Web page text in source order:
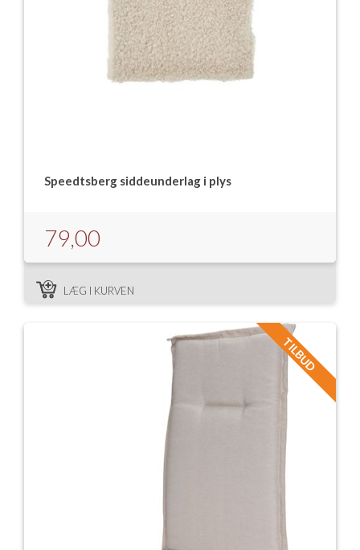
Speedtsberg siddeunderlag i plys
79,00
LÆG I KURVEN
TILBUD